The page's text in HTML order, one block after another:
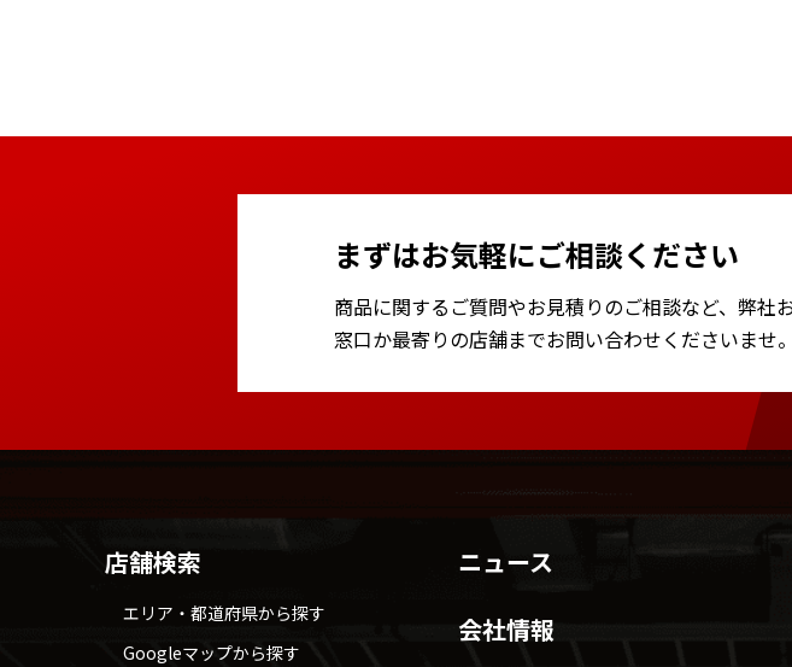
まずはお気軽にご相談ください
商品に関するご質問やお見積りのご相談など、 弊社
窓口か最寄りの店舗までお問い合わせくださいませ。
店舗検索
エリア・都道府県から探す
Googleマップから探す
ニュース
会社情報